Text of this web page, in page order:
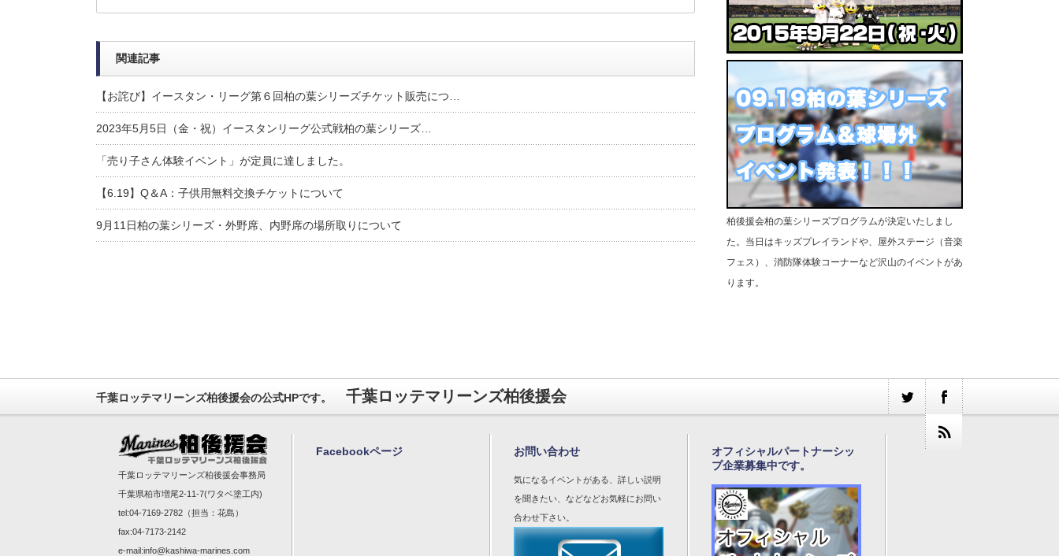
関連記事
【お詫び】イースタン・リーグ第６回柏の葉シリーズチケット販売につ…
2023年5月5日（金・祝）イースタンリーグ公式戦柏の葉シリーズ…
「売り子さん体験イベント」が定員に達しました。
【6.19】Q＆A：子供用無料交換チケットについて
9月11日柏の葉シリーズ・外野席、内野席の場所取りについて
柏後援会柏の葉シリーズプログラムが決定いたしまし
た。当日はキッズプレイランドや、屋外ステージ（音楽
フェス）、消防隊体験コーナーなど沢山のイベントがあ
ります。
千葉ロッテマリーンズ柏後援会の公式HPです。 千葉ロッテマリーンズ柏後援会
千葉ロッテマリーンズ柏後援会事務局
千葉県柏市増尾2-11-7(ワタベ塗工内)
tel:04-7169-2782（担当：花島）
fax:04-7173-2142
e-mail:info@kashiwa-marines.com
Facebookページ お問い合わせ
気になるイベントがある、詳しい説明
を聞きたい、などなどお気軽にお問い
合わせ下さい。
オフィシャルパートナーシッ
プ企業募集中です。